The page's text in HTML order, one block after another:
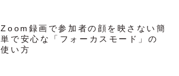
Zoom録画で参加者の顔を映さない簡
単で安心な「フォーカスモード」の
使い方